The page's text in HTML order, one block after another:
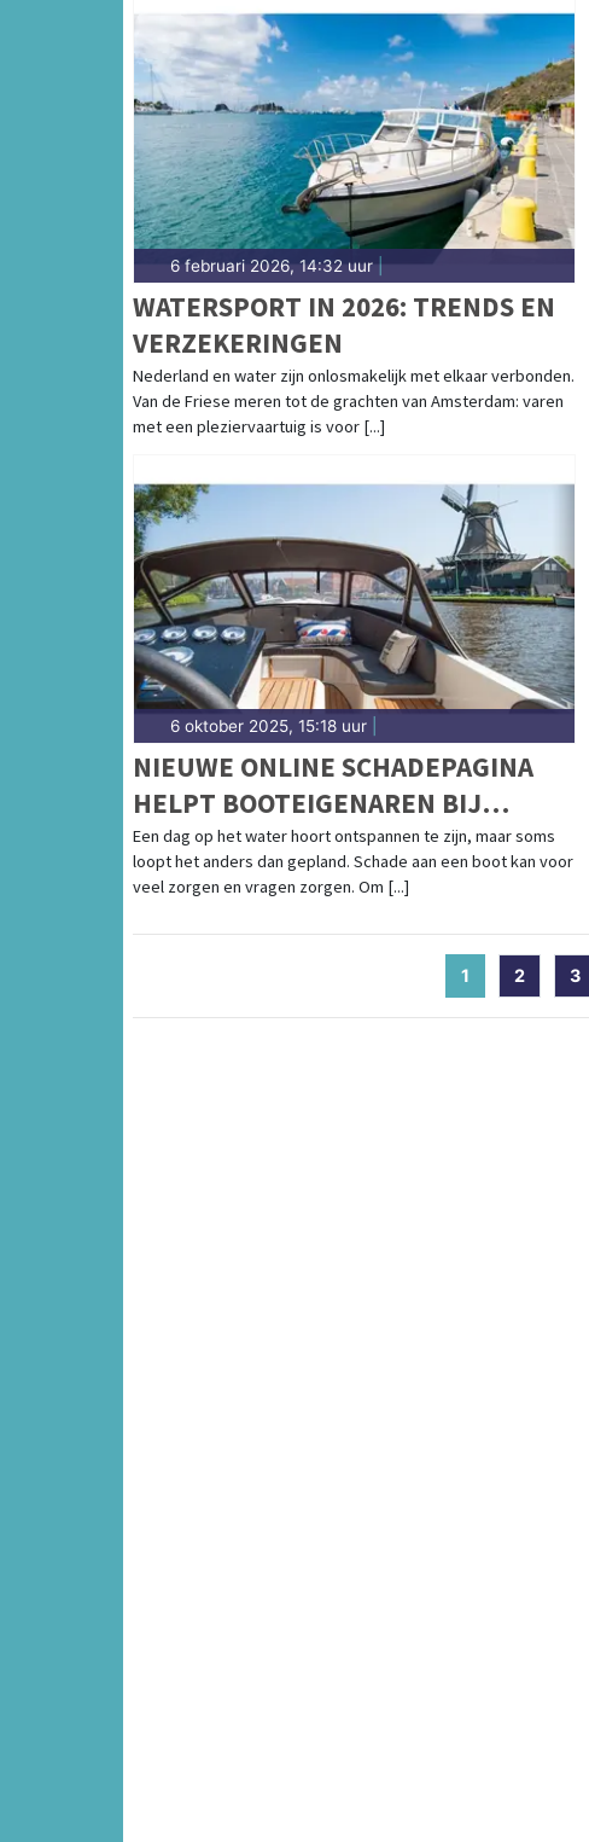
6 februari 2026, 14:32 uur|
WATERSPORT IN 2026: TRENDS EN
VERZEKERINGEN
Nederland en water zijn onlosmakelijk met elkaar verbonden.
Van de Friese meren tot de grachten van Amsterdam: varen
met een pleziervaartuig is voor [...]
6 oktober 2025, 15:18 uur
NIEUWE ONLINE SCHADEPAGINA
HELPT BOOTEIGENAREN BIJ
SCHADEAFHANDELING
Een dag op het water hoort ontspannen te zijn, maar soms
loopt het anders dan gepland. Schade aan een boot kan voor
veel zorgen en vragen zorgen. Om [...]
1 (current)
2 3